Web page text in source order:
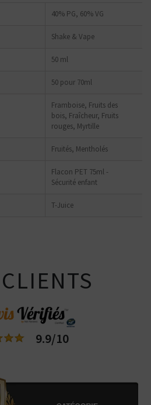
40% PG, 60% VG
Shake & Vape
50 ml
50 pour 70ml
Framboise, Fruits des
bois, Fraîcheur, Fruits
rouges, Myrtille
Fruités, Mentholés
Flacon PET 75ml -
Sécurité enfant
T-Juice
9.9/10